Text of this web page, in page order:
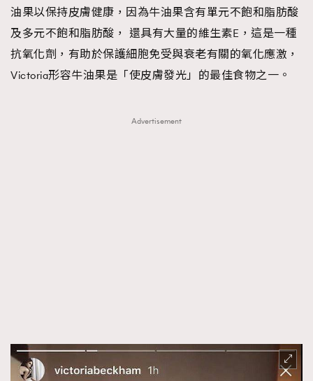
油果以保持皮膚健康，因為牛油果含有單元不飽和脂肪酸
及多元不飽和脂肪酸， 還具有大量的維生素E，這是一種
抗氧化劑，有助於保護細胞免受與衰老有關的氧化應激，
Victoria形容牛油果是「使皮膚發光」的最佳食物之一。
Advertisement